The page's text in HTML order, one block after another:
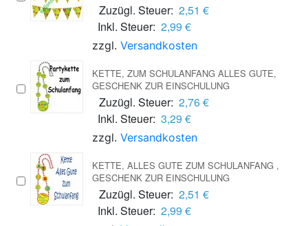
Zuzügl. Steuer: 2,51 €
Inkl. Steuer: 2,99 €
zzgl. Versandkosten
KETTE, ZUM SCHULANFANG ALLES GUTE,
GESCHENK ZUR EINSCHULUNG
Zuzügl. Steuer: 2,76 €
Inkl. Steuer: 3,29 €
zzgl. Versandkosten
KETTE, ALLES GUTE ZUM SCHULANFANG ,
GESCHENK ZUR EINSCHULUNG
Zuzügl. Steuer: 2,51 €
Inkl. Steuer: 2,99 €